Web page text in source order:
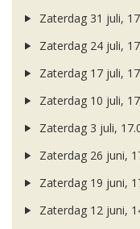
Zaterdag 31 juli,
Zaterdag 24 juli,
Zaterdag 17 juli,
Zaterdag 10 juli,
Zaterdag 3 juli,
Zaterdag 26 juni,
Zaterdag 19 juni,
Zaterdag 12 juni,